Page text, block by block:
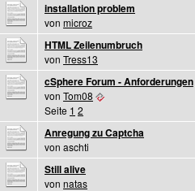
installation problem
von microz
HTML Zeilenumbruch
von Tress13
cSphere Forum - Anforderungen
von Tom08
Seite 1 2
Anregung zu Captcha
von aschti
Still alive
von natas